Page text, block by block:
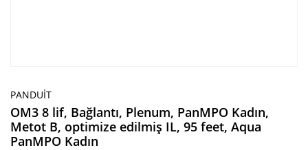
PANDUIT
OM3 8 lif, Bağlantı, Plenum, PanMPO Kadın,
Metot B, optimize edilmiş IL, 95 feet, Aqua
PanMPO Kadın